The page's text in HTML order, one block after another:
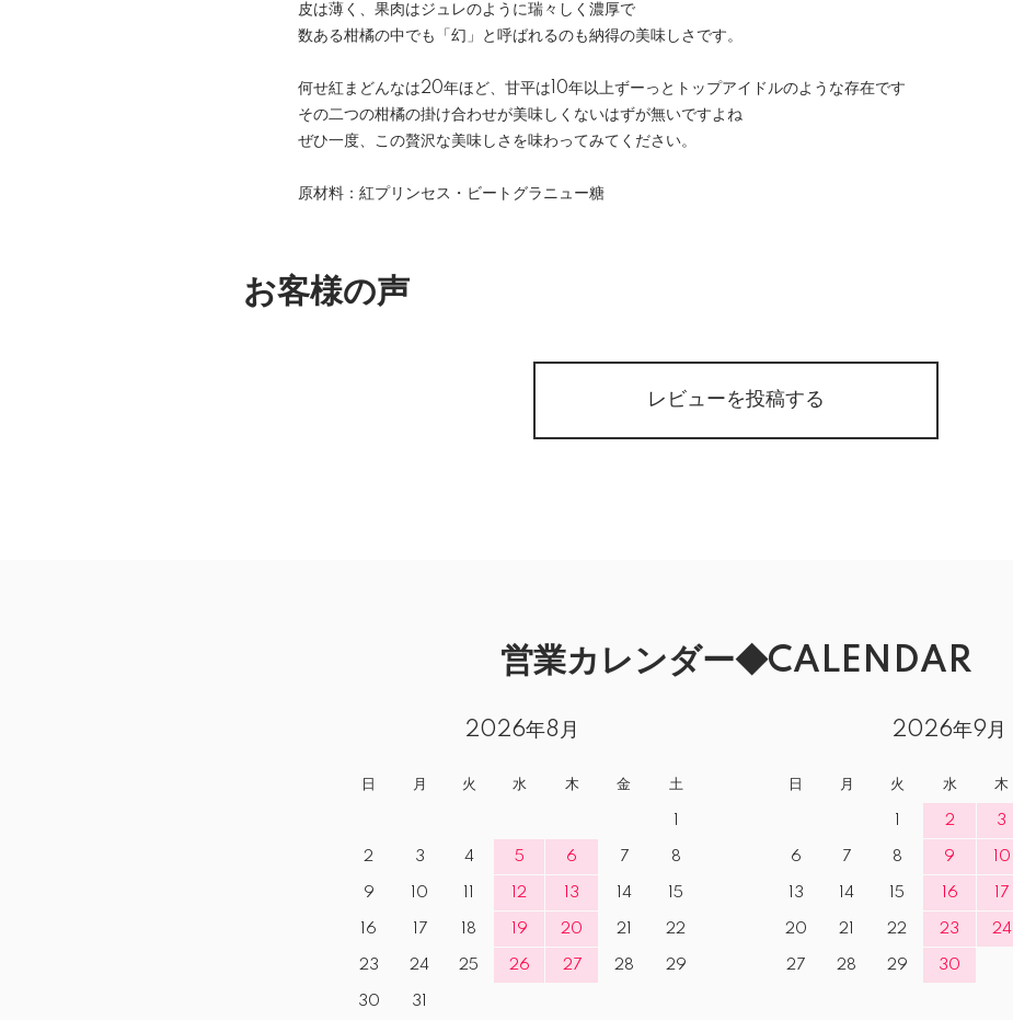
皮は薄く、果肉はジュレのように瑞々しく濃厚で
数ある柑橘の中でも「幻」と呼ばれるのも納得の美味しさです。
何せ紅まどんなは20年ほど、甘平は10年以上ずーっとトップアイドルのような存在です
その二つの柑橘の掛け合わせが美味しくないはずが無いですよね
ぜひ一度、この贅沢な美味しさを味わってみてください。
原材料：紅プリンセス・ビートグラニュー糖
レビューを投稿する
営業カレンダー◆CALENDAR
2026年8月
日 月 火 水 木 金 土
2 3 4 5 6 7 8
9 10 12 13 14 15
16 17 18 19 20 21 22
23 24 25 26 27 28 29
30 31
2026年9月
日 月 火 水 木
2 3
6 7 8 9 10
13 14 15 16 17
20 21 22 23 24
27 28 29 30